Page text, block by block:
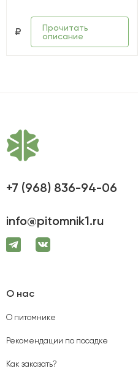
₽
Прочитать
описание
+7 (968) 836-94-06
info@pitomnik1.ru
О нас
О питомнике
Рекомендации по посадке
Как заказать?